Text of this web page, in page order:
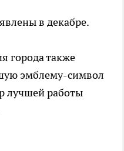
в декабре.
города также
эмблему-символ
лучшей работы